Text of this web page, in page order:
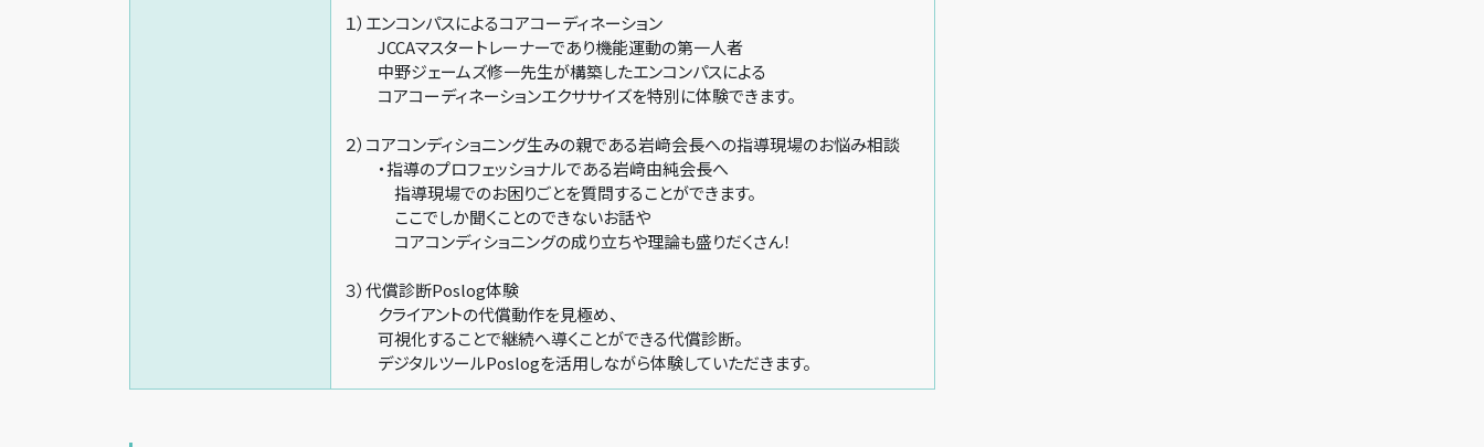
１）エンコンパスによるコアコーディネーション
JCCAマスタートレーナーであり機能運動の第一人者
中野ジェームズ修一先生が構築したエンコンパスによる
コアコーディネーションエクササイズを特別に体験できます。
２）コアコンディショニング生みの親である岩﨑会長への指導現場のお悩み相談
・指導のプロフェッショナルである岩﨑由純会長へ
指導現場でのお困りごとを質問することができます。
ここでしか聞くことのできないお話や
コアコンディショニングの成り立ちや理論も盛りだくさん！
３）代償診断Poslog体験
クライアントの代償動作を見極め、
可視化することで継続へ導くことができる代償診断。
デジタルツールPoslogを活用しながら体験していただきます。